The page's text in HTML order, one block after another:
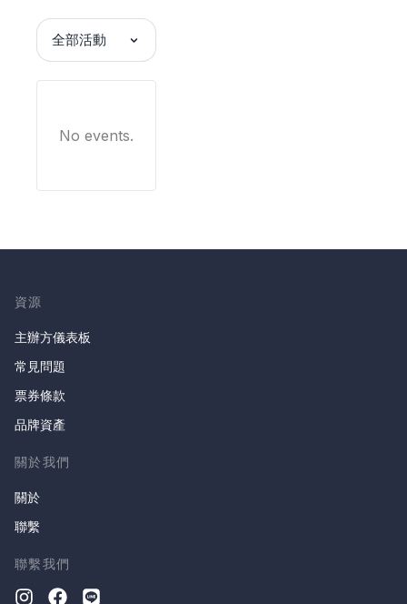
全部活動
No events.
資源
主辦方儀表板
常見問題
票券條款
品牌資產
關於我們
關於
聯繫
聯繫我們